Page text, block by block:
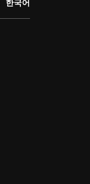
한국어